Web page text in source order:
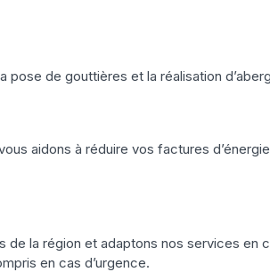
de gouttières et la réalisation
aidons à réduire vos factures
de la région et adaptons nos services en
en cas d’urgence.